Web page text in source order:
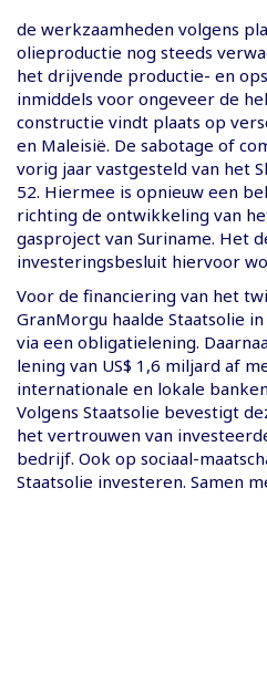
de werkzaamheden volgens
olieproductie nog steeds
het drijvende productie- en
inmiddels voor ongeveer de
constructie vindt plaats op
en Maleisië. De sabotage of
vorig jaar vastgesteld van het
52. Hiermee is opnieuw een
richting de ontwikkeling van
gasproject van Suriname. Het
investeringsbesluit hiervoor
Voor de financiering van het
GranMorgu haalde Staatsolie
via een obligatielening.
lening van US$ 1,6 miljard af
internationale en lokale
Volgens Staatsolie bevestigt
het vertrouwen van
bedrijf. Ook op sociaal-
Staatsolie investeren. Samen